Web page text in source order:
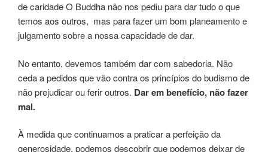
de caridade O Buddha não nos pediu para dar tudo o que
temos aos outros, mas para fazer um bom planeamento e
julgamento sobre a nossa capacidade de dar.
No entanto, devemos também dar com sabedoria. Não
ceda a pedidos que vão contra os princípios do budismo de
não prejudicar ou ferir outros. Dar em benefício, não fazer
mal.
À medida que continuamos a praticar a perfeição da
generosidade, podemos descobrir que podemos deixar de